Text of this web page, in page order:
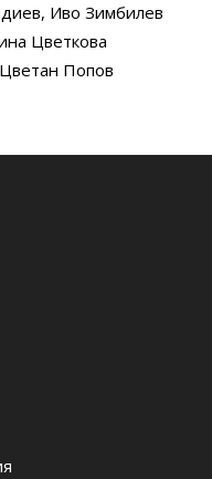
, Иво Зимбилев
Цветкова
Попов